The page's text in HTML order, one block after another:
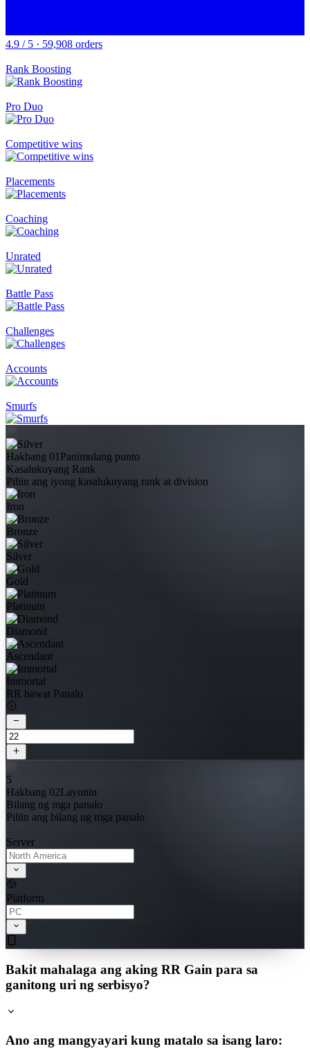
4.9 / 5 · 59,908 orders
Rank Boosting
Pro Duo
Competitive wins
Placements
Coaching
Unrated
Battle Pass
Challenges
Accounts
Smurfs
Hakbang 01 Panimulang punto
Kasalukuyang Rank
Piliin ang iyong kasalukuyang rank at division
Iron
Bronze
Silver
Gold
Platinum
Diamond
Ascendant
Immortal
RR bawat Panalo
5
Hakbang 02Layunin
Bilang ng mga panalo
Piliin ang bilang ng mga panalo
Server
Platform
Bakit mahalaga ang aking RR Gain para sa
ganitong uri ng serbisyo?
Ano ang mangyayari kung matalo sa isang laro: